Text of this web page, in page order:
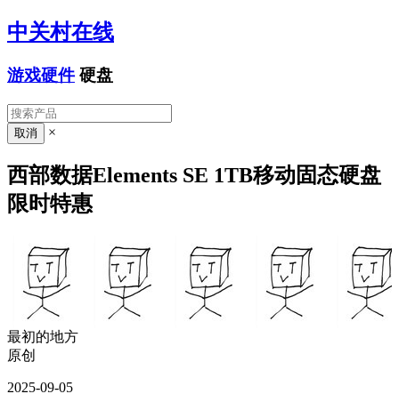
中关村在线
游戏硬件 硬盘
×
西部数据Elements SE 1TB移动固态硬盘
限时特惠
最初的地方
原创
2025-09-05